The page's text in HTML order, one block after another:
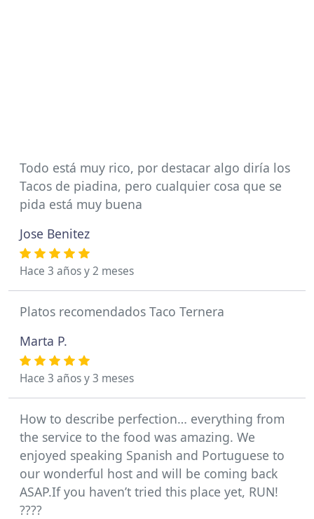
Todo está muy rico, por destacar algo diría los
Tacos de piadina, pero cualquier cosa que se
pida está muy buena
Jose Benitez
Hace 3 años y 2 meses
Platos recomendados Taco Ternera
Marta P.
Hace 3 años y 3 meses
How to describe perfection… everything from
the service to the food was amazing. We
enjoyed speaking Spanish and Portuguese to
our wonderful host and will be coming back
ASAP.If you haven’t tried this place yet, RUN!
????